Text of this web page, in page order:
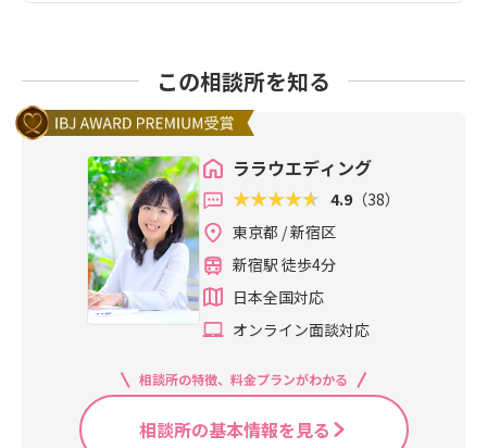
この相談所を知る
ララウエディング
4.9 （38）
東京都 / 新宿区
新宿駅 徒歩4分
日本全国対応
オンライン面談対応
相談所の特徴、料金プランがわかる
相談所の基本情報を見る